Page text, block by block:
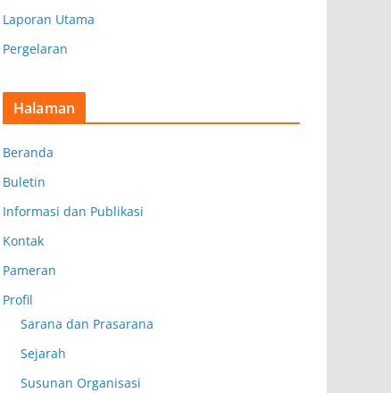
Laporan Utama
Pergelaran
Halaman
Beranda
Buletin
Informasi dan Publikasi
Kontak
Pameran
Profil
Sarana dan Prasarana
Sejarah
Susunan Organisasi